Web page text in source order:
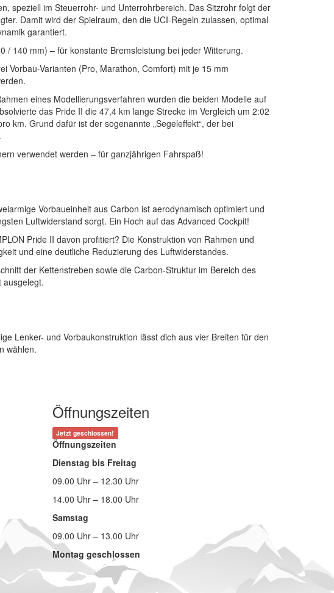
speziell im Steuerrohr- und Unterrohrbereich. Das Sitzrohr folgt der
Damit wird der Spielraum, den die UCI-Regeln zulassen, optimal
garantiert.
/ 140 mm) – für konstante Bremsleistung bei jeder Witterung.
Vorbau-Varianten (Pro, Marathon, Comfort) mit je 15 mm
eines Modellierungsverfahren wurden die beiden Modelle auf
das Pride II die 47,4 km lange Strecke im Vergleich um 2:02
km. Grund dafür ist der sogenannte „Segeleffekt“, der bei
verwendet werden – für ganzjährigen Fahrspaß!
Vorbaueinheit aus Carbon ist aerodynamisch optimiert und
Luftwiderstand sorgt. Ein Hoch auf das Advanced Cockpit!
Pride II davon profitiert? Die Konstruktion von Rahmen und
und eine deutliche Reduzierung des Luftwiderstandes.
der Kettenstreben sowie die Carbon-Struktur im Bereich des
ausgelegt.
Lenker- und Vorbaukonstruktion lässt dich aus vier Breiten für den
wählen.
Öffnungszeiten
Jetzt geschlossen!
Öffnungszeiten
Dienstag bis Freitag
09.00 Uhr – 12.30 Uhr
14.00 Uhr – 18.00 Uhr
Samstag
09.00 Uhr – 13.00 Uhr
Montag geschlossen